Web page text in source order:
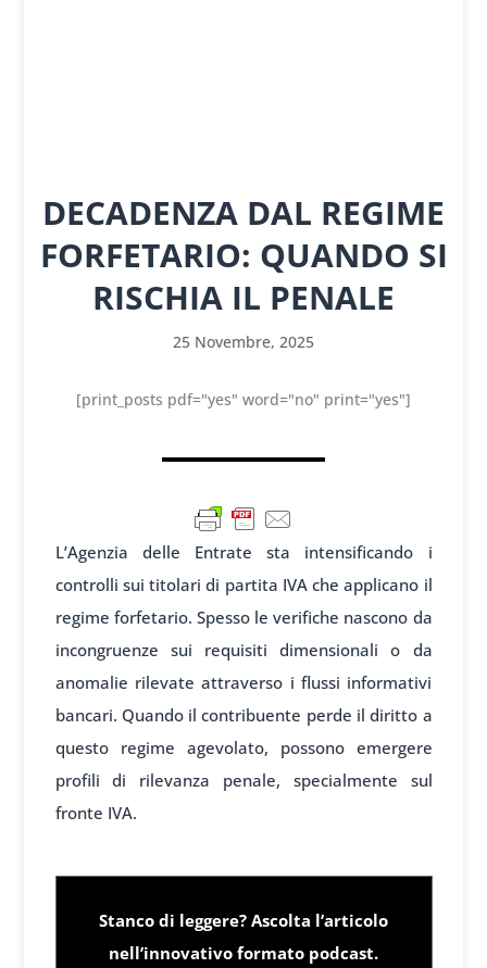
DECADENZA DAL REGIME
FORFETARIO: QUANDO SI
RISCHIA IL PENALE
25 Novembre, 2025
[print_posts pdf="yes" word="no" print="yes"]
L’Agenzia delle Entrate sta intensificando i
controlli sui titolari di partita IVA che applicano il
regime forfetario. Spesso le verifiche nascono da
incongruenze sui requisiti dimensionali o da
anomalie rilevate attraverso i flussi informativi
bancari. Quando il contribuente perde il diritto a
questo regime agevolato, possono emergere
profili di rilevanza penale, specialmente sul
fronte IVA.
Stanco di leggere? Ascolta l’articolo
nell’innovativo formato podcast.